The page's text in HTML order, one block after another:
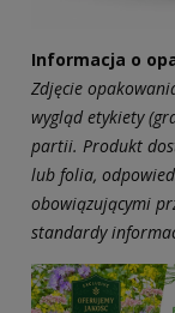
Informacja o
Zdjęcie
wygląd etykiety
partii. Produkt
lub folia,
obowiązującymi
standardy